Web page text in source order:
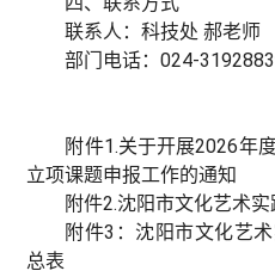
联系人：科技处 郝老师
部门电话：024-
附件1.关于开展2026年
立项课题申报工作的通知
附件2.沈阳市文化艺术
附件3：沈阳市文化艺
总表